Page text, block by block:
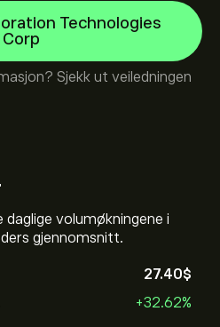
volumøkningene i
gjennomsnitt.
27.40‎$‎
+32.62%
Technologies
Corp
Sjekk ut veiledningen